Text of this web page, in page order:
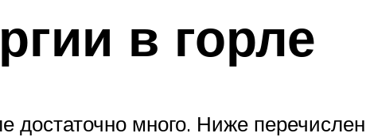
в горле
достаточно много. Ниже